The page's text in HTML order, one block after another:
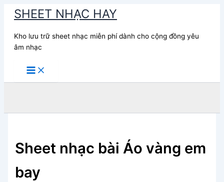
Nhảy
dung
SHEET NHẠC HAY
Kho lưu trữ sheet nhạc miễn phí dành cho cộng đồng yêu
âm nhạc
Sheet nhạc bài Áo vàng em
bay